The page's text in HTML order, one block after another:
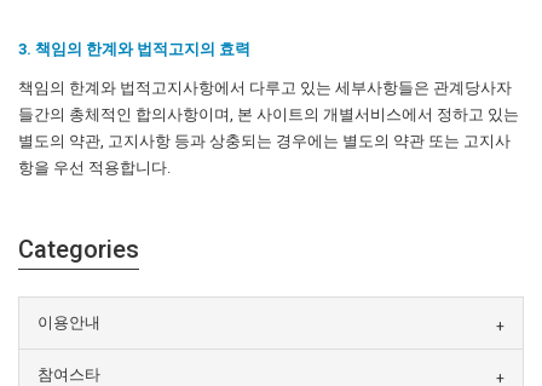
3. 책임의 한계와 법적고지의 효력
책임의 한계와 법적고지사항에서 다루고 있는 세부사항들은 관계당사자
들간의 총체적인 합의사항이며, 본 사이트의 개별서비스에서 정하고 있는
별도의 약관, 고지사항 등과 상충되는 경우에는 별도의 약관 또는 고지사
항을 우선 적용합니다.
Categories
이용안내
참여스타